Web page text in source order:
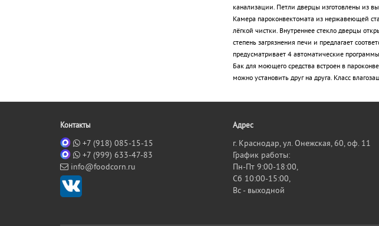
канализации. Петли дверцы изготовлены из
Камера пароконвектомата из нержавеющей
лёгкой чистки. Внутреннее стекло дверцы
степень загрязнения печи и предлагает
предусматривает 4 автоматические
Бак для моющего средства встроен в
можно установить друг на друга. Класс
Контакты
+7 (918) 085-15-15
+7 (999) 633-47-83
info@foodcorn.ru
Адрес
г. Краснодар, ул. Онежская, 60, оф. 11
График работы:
Пн-Пт 9:00-18:00,
Сб 10:00-15:00,
Вс - выходной